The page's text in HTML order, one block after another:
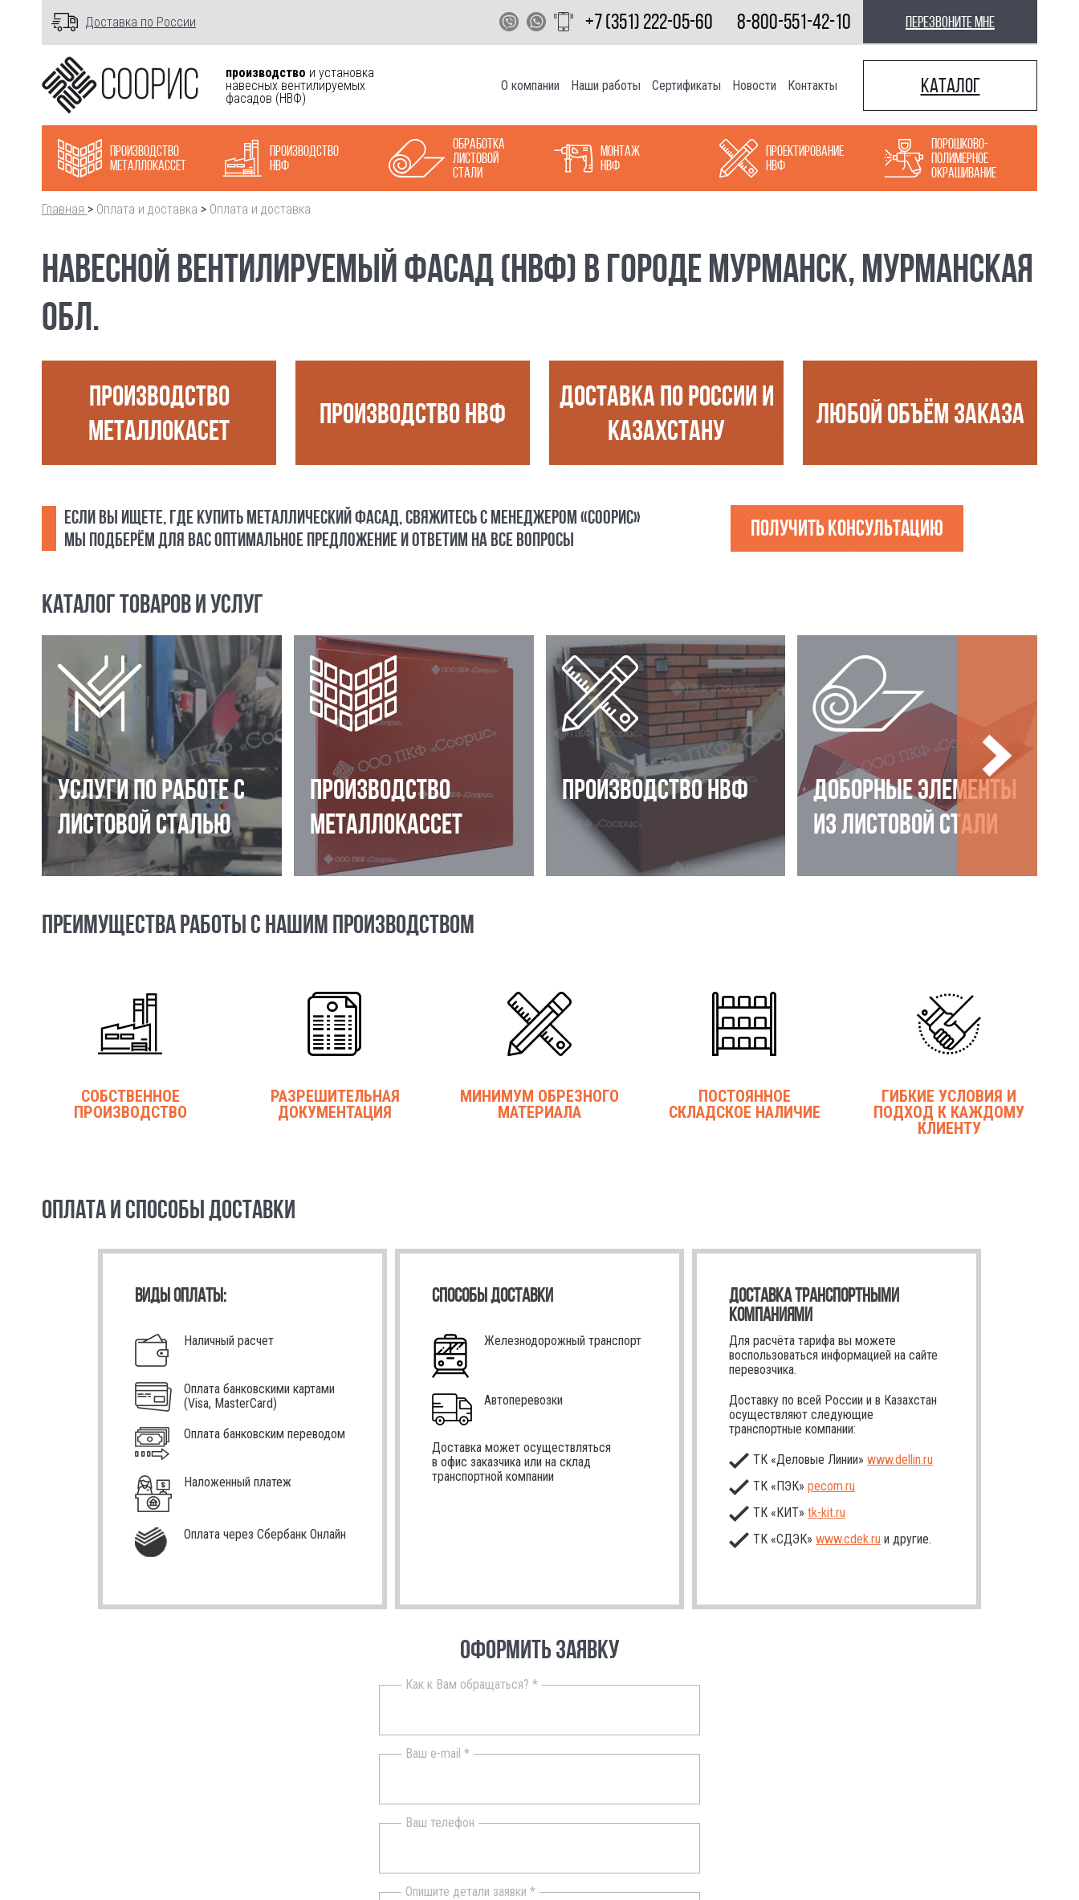
Доставка по России +7 (351) 222-05-60 8-800-551-42-10 перезвоните мне
производство и установка
навесных вентилируемых
фасадов (НВФ)
О компании Наши работы Сертификаты Новости Контакты Каталог
Производство
металлокасcет
Производство
НВФ
Обработка
листовой
стали
Монтаж
НВФ
Проектирование
НВФ
Порошково-
полимерное
окрашивание
Главная > Оплата и доставка > Оплата и доставка
НАВЕСНОЙ ВЕНТИЛИРУЕМЫЙ ФАСАД (НВФ) В ГОРОДЕ МУРМАНСК, МУРМАНСКАЯ
ОБЛ.
ПРОИЗВОДСТВО
МЕТАЛЛОКАСЕТ
ПРОИЗВОДСТВО НВФ
ДОСТАВКА ПО РОССИИ И
КАЗАХСТАНУ
ЛЮБОЙ ОБЪЁМ ЗАКАЗА
ЕСЛИ ВЫ ИЩЕТЕ, ГДЕ КУПИТЬ МЕТАЛЛИЧЕСКИЙ ФАСАД, СВЯЖИТЕСЬ С МЕНЕДЖЕРОМ «СООРИС»
МЫ ПОДБЕРЁМ ДЛЯ ВАС ОПТИМАЛЬНОЕ ПРЕДЛОЖЕНИЕ И ОТВЕТИМ НА ВСЕ ВОПРОСЫ
Получить консультацию
КАТАЛОГ ТОВАРОВ И УСЛУГ
УСЛУГИ ПО РАБОТЕ С
ЛИСТОВОЙ СТАЛЬЮ
ПРОИЗВОДСТВО
МЕТАЛЛОКАССЕТ
ПРОИЗВОДСТВО НВФ
ДОБОРНЫЕ ЭЛЕМЕНТЫ
ИЗ ЛИСТОВОЙ СТАЛИ
ПРЕИМУЩЕСТВА РАБОТЫ С НАШИМ ПРОИЗВОДСТВОМ
СОБСТВЕННОЕ
ПРОИЗВОДСТВО
РАЗРЕШИТЕЛЬНАЯ
ДОКУМЕНТАЦИЯ
МИНИМУМ ОБРЕЗНОГО
МАТЕРИАЛА
ПОСТОЯННОЕ
СКЛАДСКОЕ НАЛИЧИЕ
ГИБКИЕ УСЛОВИЯ И
ПОДХОД К КАЖДОМУ
КЛИЕНТУ
ОПЛАТА И СПОСОБЫ ДОСТАВКИ
ВИДЫ ОПЛАТЫ:
Наличный расчет
Оплата банковскими картами
(Visa, MasterCard)
Оплата банковским переводом
Наложенный платеж
Оплата через Сбербанк Онлайн
СПОСОБЫ ДОСТАВКИ
Железнодорожный транспорт
Автоперевозки
Доставка может осуществляться
в офис заказчика или на склад
транспортной компании
ДОСТАВКА ТРАНСПОРТНЫМИ
КОМПАНИЯМИ
Для расчёта тарифа вы можете
воспользоваться информацией на сайте
перевозчика.
Доставку по всей России и в Казахстан
осуществляют следующие
транспортные компании:
ТК «Деловые Линии» www.dellin.ru
ТК «ПЭК» pecom.ru
ТК «КИТ» tk-kit.ru
ТК «СДЭК» www.cdek.ru и другие.
ОФОРМИТЬ ЗАЯВКУ
Как к Вам обращаться? *
Ваш e-mail *
Ваш телефон
Опишите детали заявки *